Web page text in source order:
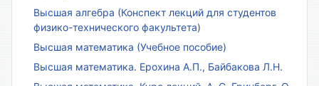
Высшая алгебра (Конспект лекций для студентов
физико-технического факультета)
Высшая математика (Учебное пособие)
Высшая математика. Ерохина А.П., Байбакова Л.Н.